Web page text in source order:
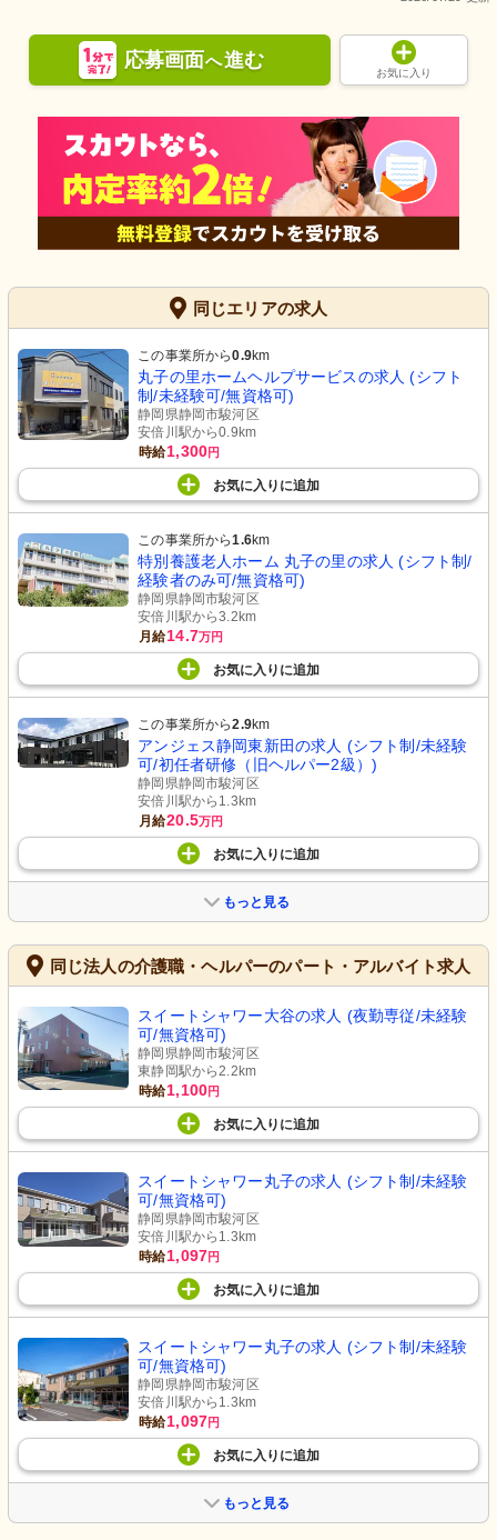
居室・トイレ
清潔感があふれるデザインで、快適な
個室を実現しています。
応募画面へ進む
お気に入り
同じエリアの求人
この事業所から0.9km
丸子の里ホームヘルプサービスの求人 (シフト
制/未経験可/無資格可)
静岡県静岡市駿河区
安倍川駅から0.9km
時給1,300円
お気に入り に追加
この事業所から1.6km
特別養護老人ホーム 丸子の里の求人 (シフト制/
経験者のみ可/無資格可)
静岡県静岡市駿河区
安倍川駅から3.2km
月給14.7万円
お気に入り に追加
この事業所から2.9km
アンジェス静岡東新田の求人 (シフト制/未経験
可/初任者研修（旧ヘルパー2級）)
静岡県静岡市駿河区
安倍川駅から1.3km
月給20.5万円
お気に入り に追加
もっと見る
同じ法人の介護職・ヘルパーのパート・アルバイト求人
スイートシャワー大谷の求人 (夜勤専従/未経験
可/無資格可)
静岡県静岡市駿河区
東静岡駅から2.2km
時給1,100円
お気に入り に追加
スイートシャワー丸子の求人 (シフト制/未経験
可/無資格可)
静岡県静岡市駿河区
安倍川駅から1.3km
時給1,097円
お気に入り に追加
スイートシャワー丸子の求人 (シフト制/未経験
可/無資格可)
静岡県静岡市駿河区
安倍川駅から1.3km
時給1,097円
お気に入り に追加
もっと見る